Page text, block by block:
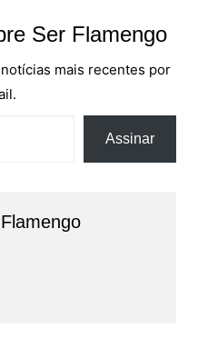
Ser Flamengo
mais recentes por
Assinar